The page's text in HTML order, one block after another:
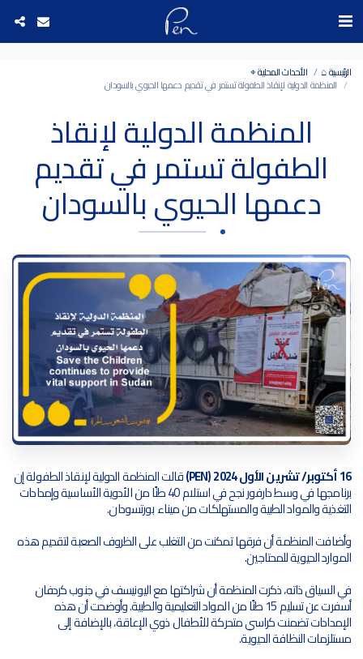
الرئيسية ⌂ الأحداث المحلية ⌖
المنظمة الدولية لإنقاذ الطفولة تستمر في تقديم دعمها الحيوي بالسودان
المنظمة الدولية لإنقاذ
الطفولة تستمر في تقديم
دعمها الحيوي بالسودان
16 أكتوبر/ تشرين الأول 2024 (PEN) قالت المنظمة الدولية لإنقاذ الطفولة إن
برنامجها في وسط دارفور نجح في استلام 40 طنًا من الأدوية الأساسية وإمدادات
التغذية والمواد الطبية والمستهلكات من ميناء بورتسودان.
وأضافت المنظمة أن فرقها تمكنت من التغلب على الظروف الصعبة لتقديم هذه
الموارد الحيوية للمحتاجين.
في السياق ذاته، ذكرت المنظمة أن شراكتها مع اليونيسف في جنوب كردفان
أسفرت عن تسليم 15 طنًا من المواد التعليمية والطبية. وأوضحت أن هذه
الإمدادات تضمنت كراسي متحركة للأطفال ذوي الإعاقة، بالإضافة إلى
مستلزمات النظافة الحيوية.